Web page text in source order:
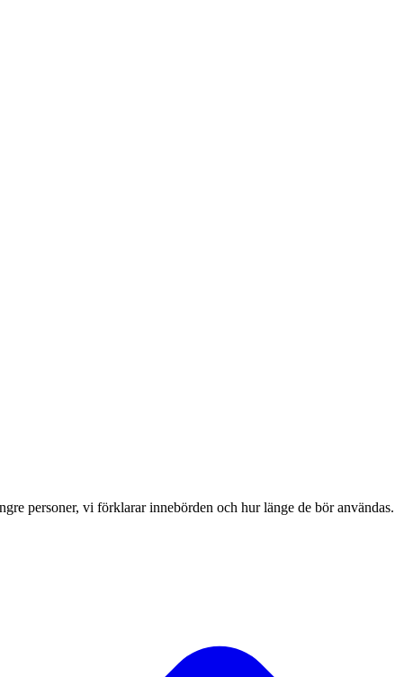
personer, vi förklarar innebörden och hur länge de bör användas.